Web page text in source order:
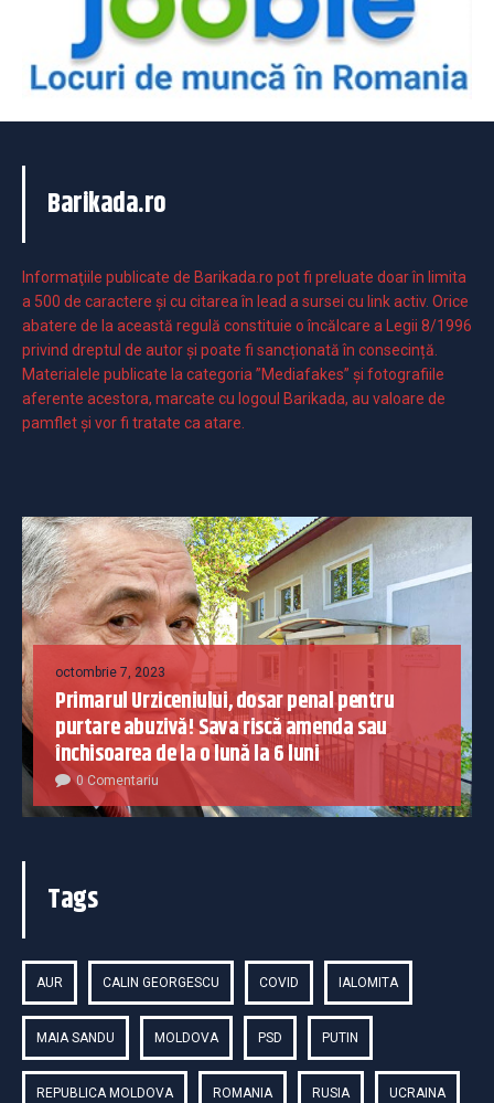
Barikada.ro
Informaţiile publicate de Barikada.ro pot fi preluate doar în limita
a 500 de caractere şi cu citarea în lead a sursei cu link activ. Orice
abatere de la această regulă constituie o încălcare a Legii 8/1996
privind dreptul de autor și poate fi sancționată în consecință.
Materialele publicate la categoria ”Mediafakes” și fotografiile
aferente acestora, marcate cu logoul Barikada, au valoare de
pamflet și vor fi tratate ca atare.
octombrie 7, 2023
Primarul Urziceniului, dosar penal pentru
purtare abuzivă! Sava riscă amenda sau
închisoarea de la o lună la 6 luni
0 Comentariu
Tags
AUR CALIN GEORGESCU COVID IALOMITA
MAIA SANDU MOLDOVA PSD PUTIN
REPUBLICA MOLDOVA ROMANIA RUSIA UCRAINA